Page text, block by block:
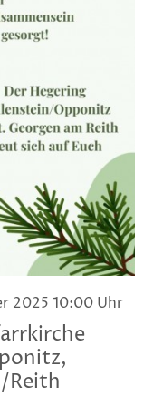
2025 10:00 Uhr
Reith